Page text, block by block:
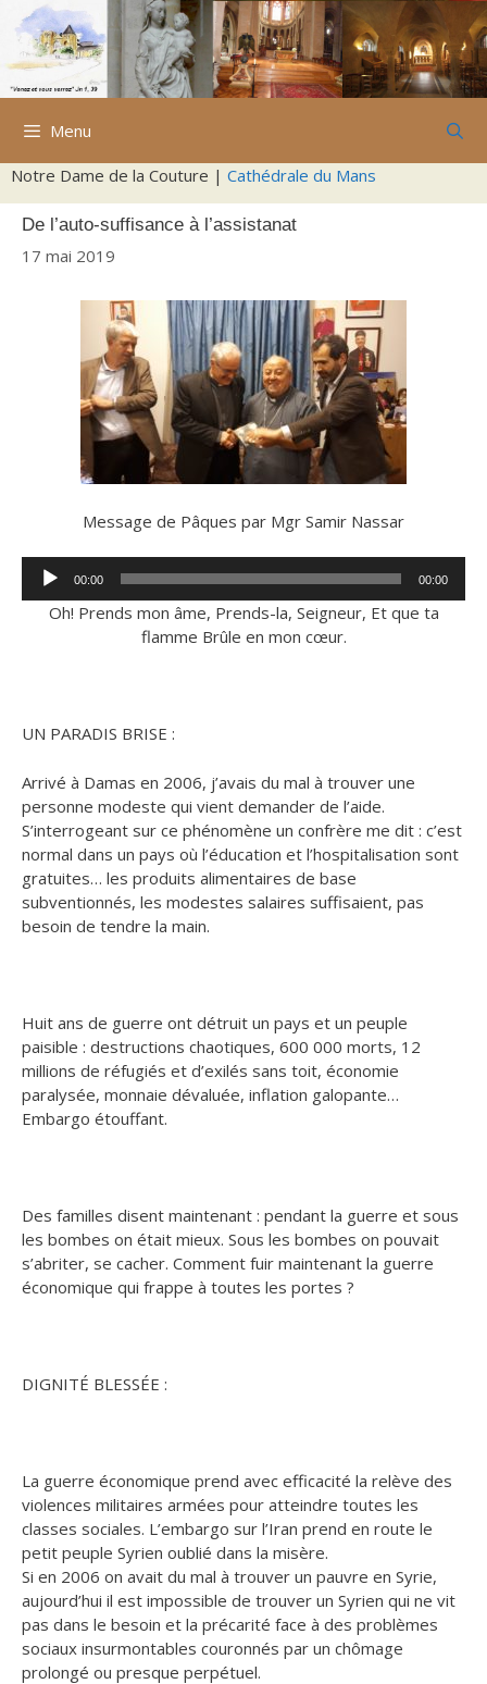
Aller
contenu
Menu
Notre Dame de la Couture | Cathédrale du Mans
De l’auto-suffisance à l’assistanat
17 mai 2019
Message de Pâques par Mgr Samir Nassar
Lecteur
audio
00:00 00:00
Oh! Prends mon âme, Prends-la, Seigneur, Et que ta
flamme Brûle en mon cœur.
UN PARADIS BRISE :
Arrivé à Damas en 2006, j’avais du mal à trouver une
personne modeste qui vient demander de l’aide.
S’interrogeant sur ce phénomène un confrère me dit : c’est
normal dans un pays où l’éducation et l’hospitalisation sont
gratuites… les produits alimentaires de base
subventionnés, les modestes salaires suffisaient, pas
besoin de tendre la main.
Huit ans de guerre ont détruit un pays et un peuple
paisible : destructions chaotiques, 600 000 morts, 12
millions de réfugiés et d’exilés sans toit, économie
paralysée, monnaie dévaluée, inflation galopante…
Embargo étouffant.
Des familles disent maintenant : pendant la guerre et sous
les bombes on était mieux. Sous les bombes on pouvait
s’abriter, se cacher. Comment fuir maintenant la guerre
économique qui frappe à toutes les portes ?
DIGNITÉ BLESSÉE :
La guerre économique prend avec efficacité la relève des
violences militaires armées pour atteindre toutes les
classes sociales. L’embargo sur l’Iran prend en route le
petit peuple Syrien oublié dans la misère.
Si en 2006 on avait du mal à trouver un pauvre en Syrie,
aujourd’hui il est impossible de trouver un Syrien qui ne vit
pas dans le besoin et la précarité face à des problèmes
sociaux insurmontables couronnés par un chômage
prolongé ou presque perpétuel.